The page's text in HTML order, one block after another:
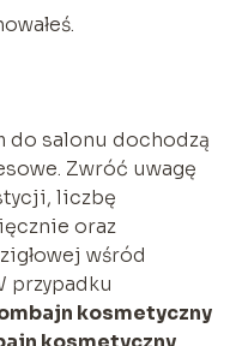
do salonu dochodzą
Zwróć uwagę
liczbę
oraz
wśród
przypadku
kosmetyczny